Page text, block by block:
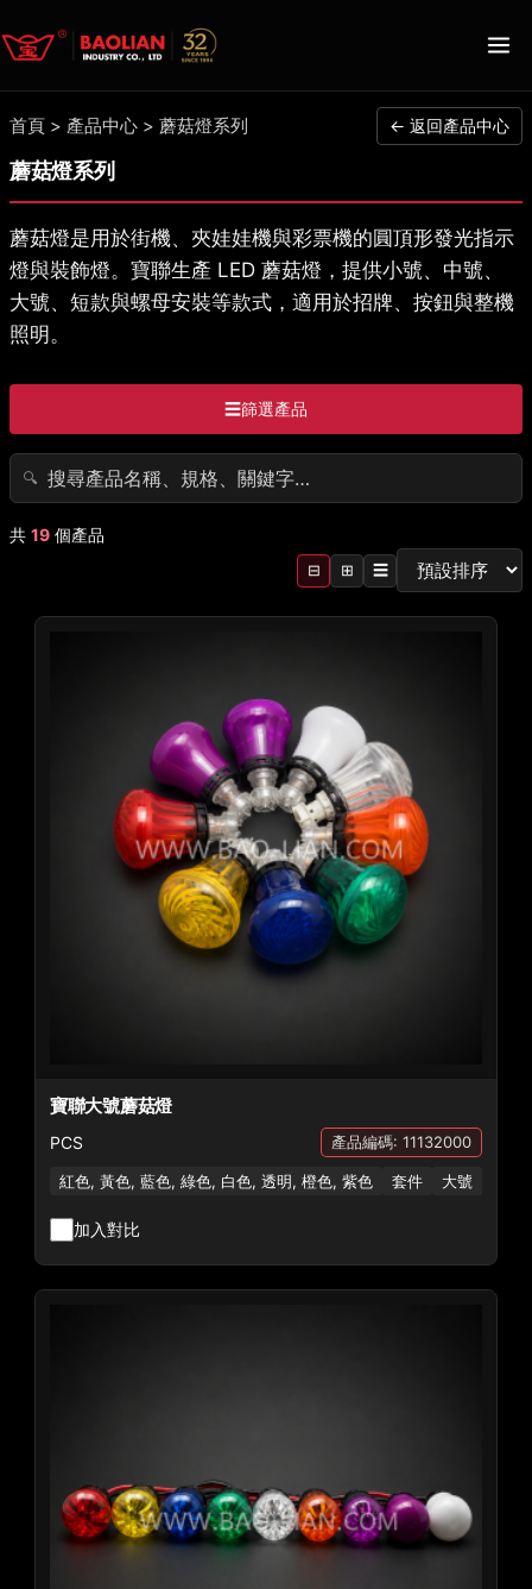
首頁 > 產品中心 > 蘑菇燈系列 ← 返回產品中心
蘑菇燈系列
蘑菇燈是用於街機、夾娃娃機與彩票機的圓頂形發光指示
燈與裝飾燈。寶聯生產 LED 蘑菇燈，提供小號、中號、
大號、短款與螺母安裝等款式，適用於招牌、按鈕與整機
照明。
☰篩選產品
🔍
共 19 個產品
⊟ ⊞ ☰
寶聯大號蘑菇燈
PCS 產品編碼: 11132000
紅色, 黃色, 藍色, 綠色, 白色, 透明, 橙色, 紫色 套件 大號
加入對比